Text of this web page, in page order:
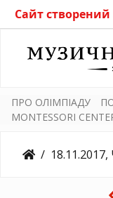
Сайт
ПРО ОЛІМПІАДУ
MONTESSORI
18.11.2017, Четвертий конкурсний